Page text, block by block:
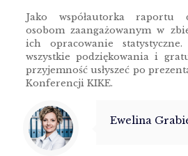
Jako współautorka raportu
osobom zaangażowanym w
ich opracowanie
wszystkie podziękowania i
przyjemność usłyszeć po
Konferencji KIKE.
Ewelina